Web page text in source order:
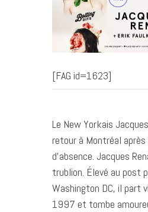
[FAG id=1623]
Le New Yorkais
retour à Montréal
d’absence. Jacques
trublion. Élevé au post
Washington DC, il part
1997 et tombe